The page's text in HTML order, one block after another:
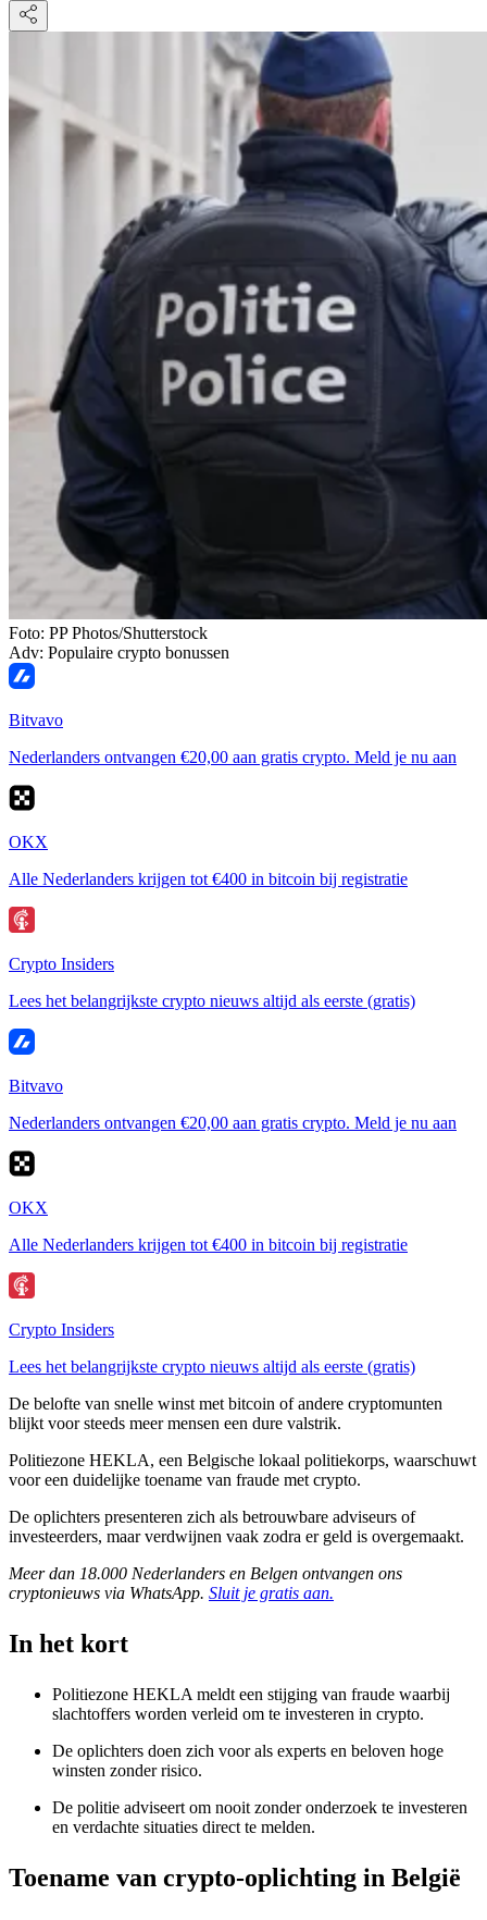
Foto: PP Photos/Shutterstock
Adv: Populaire crypto bonussen
Bitvavo
Nederlanders ontvangen €20,00 aan gratis crypto. Meld je nu aan
OKX
Alle Nederlanders krijgen tot €400 in bitcoin bij registratie
Crypto Insiders
Lees het belangrijkste crypto nieuws altijd als eerste (gratis)
Bitvavo
Nederlanders ontvangen €20,00 aan gratis crypto. Meld je nu aan
OKX
Alle Nederlanders krijgen tot €400 in bitcoin bij registratie
Crypto Insiders
Lees het belangrijkste crypto nieuws altijd als eerste (gratis)
De belofte van snelle winst met bitcoin of andere cryptomunten
blijkt voor steeds meer mensen een dure valstrik.
Politiezone HEKLA, een Belgische lokaal politiekorps, waarschuwt
voor een duidelijke toename van fraude met crypto.
De oplichters presenteren zich als betrouwbare adviseurs of
investeerders, maar verdwijnen vaak zodra er geld is overgemaakt.
Meer dan 18.000 Nederlanders en Belgen ontvangen ons
cryptonieuws via WhatsApp. Sluit je gratis aan.
In het kort
Politiezone HEKLA meldt een stijging van fraude waarbij
slachtoffers worden verleid om te investeren in crypto.
De oplichters doen zich voor als experts en beloven hoge
winsten zonder risico.
De politie adviseert om nooit zonder onderzoek te investeren
en verdachte situaties direct te melden.
Toename van crypto-oplichting in België